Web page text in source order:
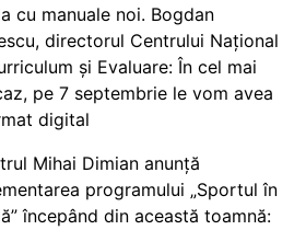
cu manuale noi. Bogdan
directorul Centrului Național
și Evaluare: În cel mai
pe 7 septembrie le vom avea
digital
Mihai Dimian anunță
programului „Sportul în
începând din această toamnă: